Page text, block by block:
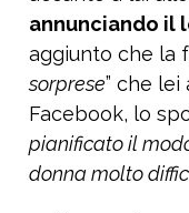
annunciando il
aggiunto che la
sorprese” che
Facebook, lo
pianificato il
donna molto